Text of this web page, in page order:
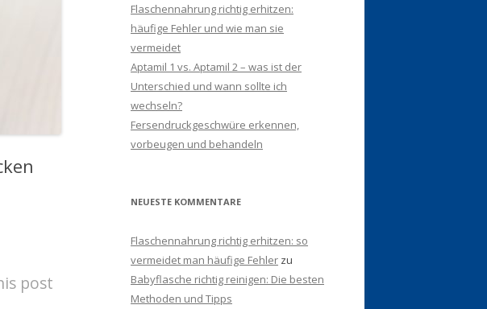
post
Flaschennahrung richtig erhitzen:
häufige Fehler und wie man sie
vermeidet
Aptamil 1 vs. Aptamil 2 – was ist der
Unterschied und wann sollte ich
wechseln?
Fersendruckgeschwüre erkennen,
vorbeugen und behandeln
NEUESTE KOMMENTARE
Flaschennahrung richtig erhitzen: so
vermeidet man häufige Fehler zu
Babyflasche richtig reinigen: Die besten
Methoden und Tipps